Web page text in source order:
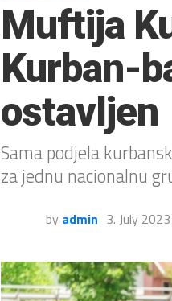
Muftija
Kurban-
ostavljen
Sama podjela
za jednu nacionalnu
by admin 3. July 2023